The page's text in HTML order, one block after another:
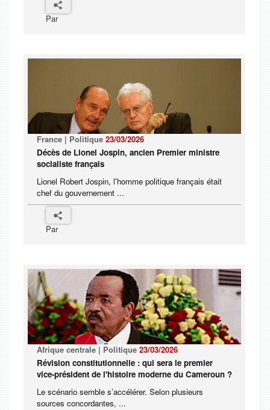
Par
France | Politique 23/03/2026
Décès de Lionel Jospin, ancien Premier ministre
socialiste français
Lionel Robert Jospin, l'homme politique français était
chef du gouvernement ...
Par
Afrique centrale | Politique 23/03/2026
Révision constitutionnelle : qui sera le premier
vice-président de l'histoire moderne du Cameroun ?
Le scénario semble s’accélérer. Selon plusieurs
sources concordantes, ...